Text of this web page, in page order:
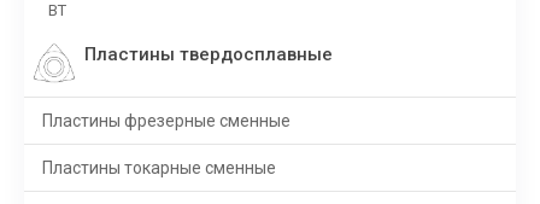
BT
Пластины твердосплавные
Пластины фрезерные сменные
Пластины токарные сменные